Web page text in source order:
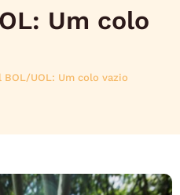
Um colo
BOL/UOL: Um colo vazio